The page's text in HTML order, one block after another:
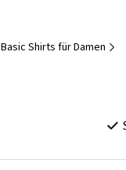
Basic Shirts für Damen